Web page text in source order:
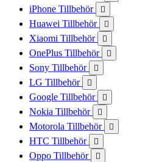
iPhone Tillbehör 
Huawei Tillbehör 
Xiaomi Tillbehör 
OnePlus Tillbehör 
Sony Tillbehör 
LG Tillbehör 
Google Tillbehör 
Nokia Tillbehör 
Motorola Tillbehör 
HTC Tillbehör 
Oppo Tillbehör 